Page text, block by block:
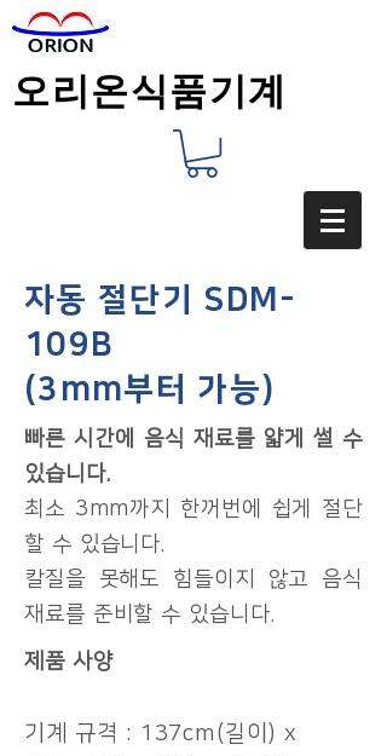
오리온식품기계
자동 절단기 SDM-
109B
(3mm부터 가능)
빠른 시간에 음식 재료를 얇게 썰 수
있습니다.
​최소 3mm까지 한꺼번에 쉽게 절단
할 수 있습니다.
칼질을 못해도 힘들이지 않고 음식
재료를 준비할 수 있습니다.
제품 사양
기계 규격 : 137cm(길이) x